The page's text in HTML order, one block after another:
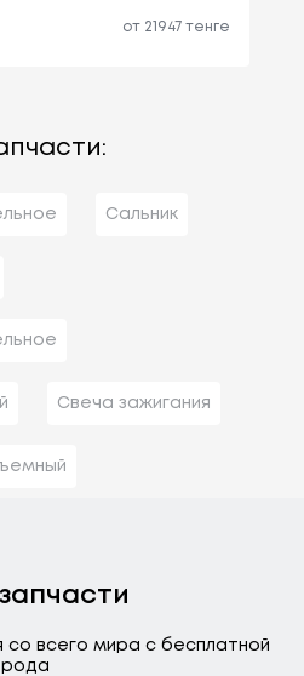
от 21947 тенге
Сальник
Свеча зажигания
со всего мира с бесплатной